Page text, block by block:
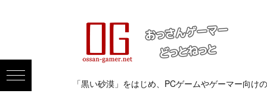
「黒い砂漠」をはじめ、PCゲームやゲーマー向け